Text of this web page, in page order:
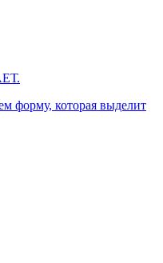
форму, которая выделит